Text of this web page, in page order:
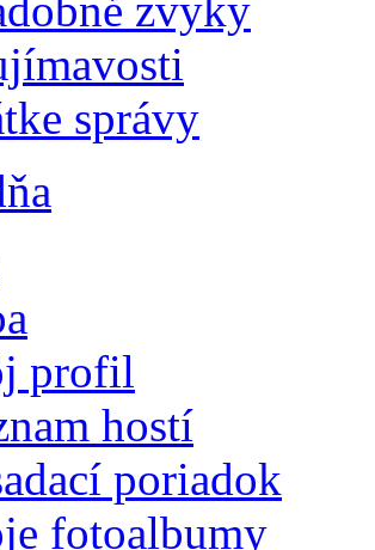
správy
profil
hostí
poriadok
fotoalbumy